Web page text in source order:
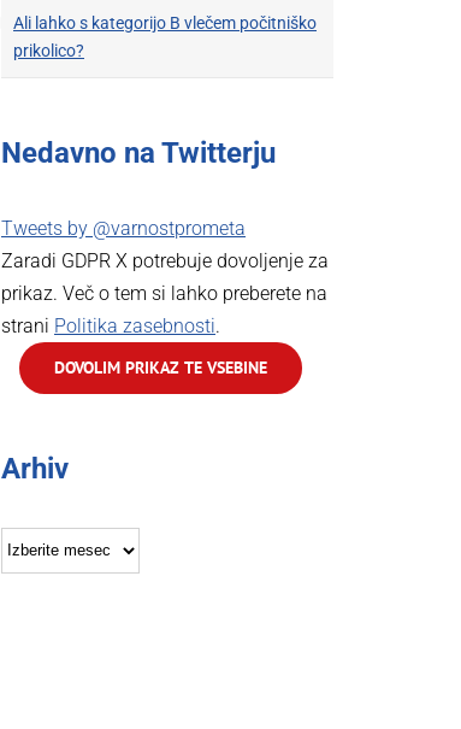
Ali lahko s kategorijo B vlečem počitniško
prikolico?
Nedavno na Twitterju
Tweets by @varnostprometa
Zaradi GDPR X potrebuje dovoljenje za
prikaz. Več o tem si lahko preberete na
strani Politika zasebnosti.
DOVOLIM PRIKAZ TE VSEBINE
Arhiv
Arhiv